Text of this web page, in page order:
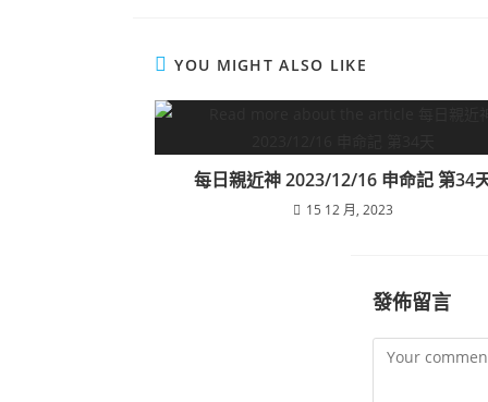
YOU MIGHT ALSO LIKE
每日親近神 2023/12/16 申命記 第34
15 12 月, 2023
發佈留言